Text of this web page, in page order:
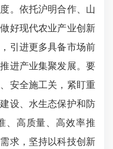
依托沪明合作、山
好现代农业产业创新
引进更多具备市场前
进产业集聚发展。要
安全施工关，紧盯重
设、水生态保护和防
、高质量、高效率推
求，坚持以科技创新